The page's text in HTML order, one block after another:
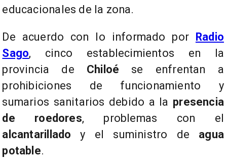
educacionales de la zona.
De acuerdo con lo informado por Radio
Sago, cinco establecimientos en la
provincia de Chiloé se enfrentan a
prohibiciones de funcionamiento y
sumarios sanitarios debido a la presencia
de roedores, problemas con el
alcantarillado y el suministro de agua
potable.